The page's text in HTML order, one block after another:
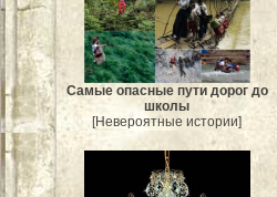
Самые опасные пути дорог до
школы
[Невероятные истории]